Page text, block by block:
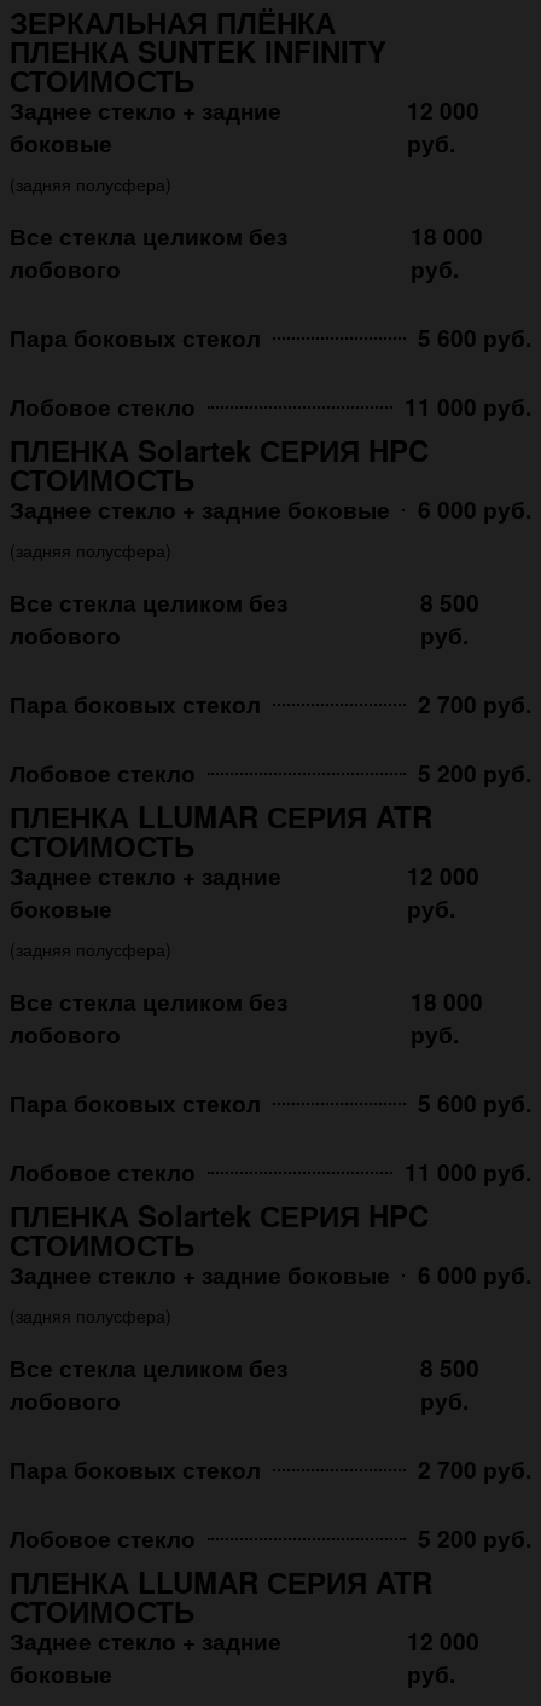
ЗЕРКАЛЬНАЯ ПЛЁНКА
ПЛЕНКА SUNTEK INFINITY
СТОИМОСТЬ
Заднее стекло + задние
боковые
12 000
руб.
(задняя полусфера)
Все стекла целиком без
лобового
18 000
руб.
Пара боковых стекол 5 600 руб.
Лобовое стекло 11 000 руб.
ПЛЕНКА Solartek СЕРИЯ HPC
СТОИМОСТЬ
Заднее стекло + задние боковые 6 000 руб.
(задняя полусфера)
Все стекла целиком без
лобового
8 500
руб.
Пара боковых стекол 2 700 руб.
Лобовое стекло 5 200 руб.
ПЛЕНКА LLUMAR СЕРИЯ ATR
СТОИМОСТЬ
Заднее стекло + задние
боковые
12 000
руб.
(задняя полусфера)
Все стекла целиком без
лобового
18 000
руб.
Пара боковых стекол 5 600 руб.
Лобовое стекло 11 000 руб.
ПЛЕНКА Solartek СЕРИЯ HPC
СТОИМОСТЬ
Заднее стекло + задние боковые 6 000 руб.
(задняя полусфера)
Все стекла целиком без
лобового
8 500
руб.
Пара боковых стекол 2 700 руб.
Лобовое стекло 5 200 руб.
ПЛЕНКА LLUMAR СЕРИЯ ATR
СТОИМОСТЬ
Заднее стекло + задние
боковые
12 000
руб.